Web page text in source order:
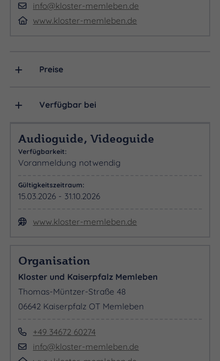
info@kloster-memleben.de
www.kloster-memleben.de
Preise
Verfügbar bei
Audioguide, Videoguide
Verfügbarkeit:
Voranmeldung notwendig
Gültigkeitszeitraum:
15.03.2026 - 31.10.2026
www.kloster-memleben.de
Organisation
Kloster und Kaiserpfalz Memleben
Thomas-Müntzer-Straße 48
06642 Kaiserpfalz OT Memleben
+49 34672 60274
info@kloster-memleben.de